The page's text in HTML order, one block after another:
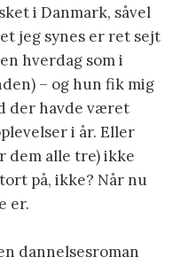
i Danmark, såvel
jeg synes er ret sejt
hverdag som i
– og hun fik mig
der havde været
i år. Eller
dem alle tre) ikke
på, ikke? Når nu
er.
dannelsesroman